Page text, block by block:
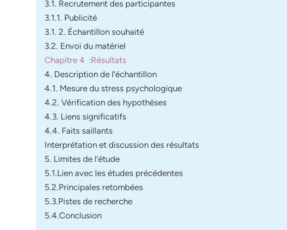
3.1. Recrutement des participantes
3.1.1. Publicité
3.1. 2. Échantillon souhaité
3.2. Envoi du matériel
Chapitre 4 :Résultats
4. Description de l’échantillon
4.1. Mesure du stress psychologique
4.2. Vérification des hypothèses
4.3. Liens significatifs
4.4. Faits saillants
Interprétation et discussion des résultats
5. Limites de l’étude
5.1.Lien avec les études précédentes
5.2.Principales retombées
5.3.Pistes de recherche
5.4.Conclusion